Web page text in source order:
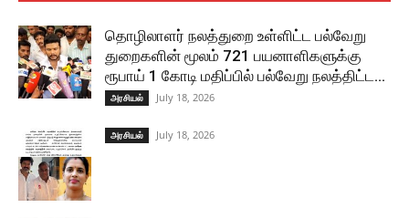
தொழிலாளர் நலத்துறை உள்ளிட்ட பல்வேறு
துறைகளின் மூலம் 721 பயனாளிகளுக்கு
ரூபாய் 1 கோடி மதிப்பில் பல்வேறு நலத்திட்ட...
அரசியல் July 18, 2026
அரசியல் July 18, 2026